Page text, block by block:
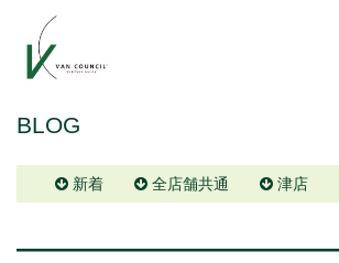
BLOG
新着 全店舗共通 津店